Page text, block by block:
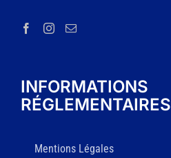
INFORMATIONS
RÉGLEMENTAIRES
Mentions Légales